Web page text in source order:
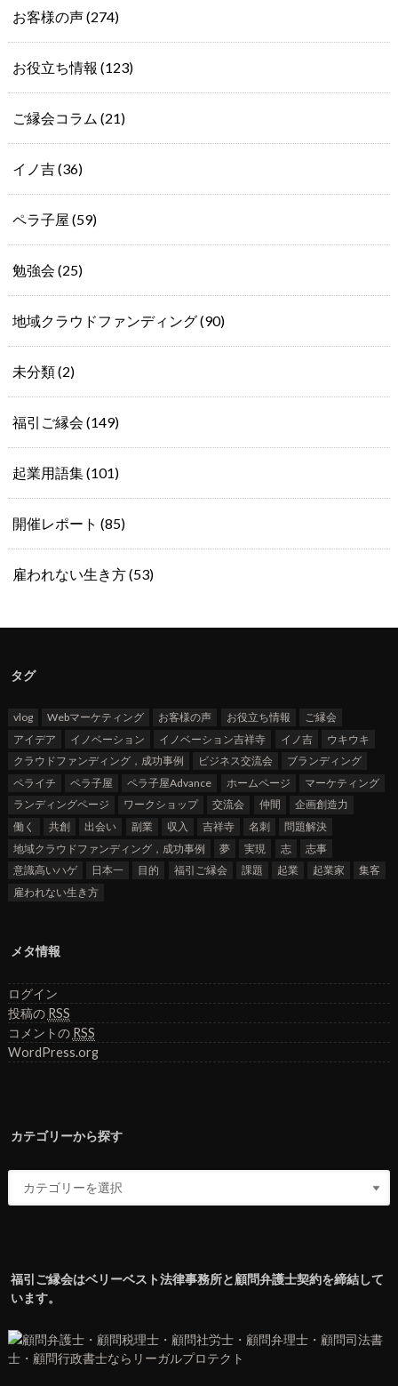
お客様の声(274)
お役立ち情報 (123)
ご縁会コラム (21)
イノ吉(36)
ペラ子屋 (59)
勉強会 (25)
地域クラウドファンディング(90)
未分類(2)
福引ご縁会 (149)
起業用語集(101)
開催レポート (85)
雇われない生き方(53)
タグ
vlog Webマーケティング お客様の声 お役立ち情報
ご縁会
アイデア
イノベーション イノベーション吉祥寺 イノ吉
ウキウキ
クラウドファンディング，成功事例
ビジネス交流会
ブランディング
ペライチ
ペラ子屋 ペラ子屋Advance ホームページ
マーケティング
ランディングページ
ワークショップ 交流会 仲間
企画創造力
働く
共創 出会い 副業 収入 吉祥寺 名刺
問題解決
地域クラウドファンディング，成功事例
夢 実現 志
志事
意識高いハゲ
日本一 目的 福引ご縁会 課題 起業 起業家
集客
雇われない生き方
メタ情報
ログイン
投稿の RSS
コメントの RSS
WordPress.org
カテゴリーから探す
福引ご縁会はベリーベスト法律事務所と顧問弁護士契約を締結して
います。